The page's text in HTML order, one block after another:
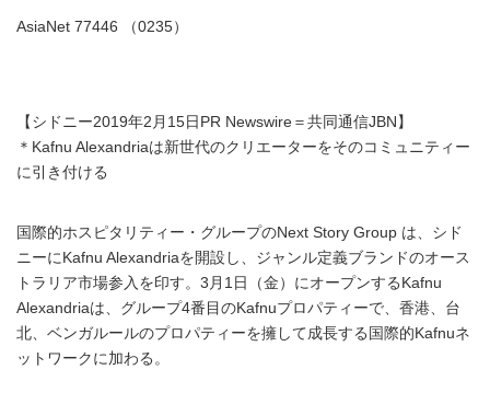
AsiaNet 77446 （0235）
【シドニー2019年2月15日PR Newswire＝共同通信JBN】
＊Kafnu Alexandriaは新世代のクリエーターをそのコミュニティー
に引き付ける
国際的ホスピタリティー・グループのNext Story Group は、シド
ニーにKafnu Alexandriaを開設し、ジャンル定義ブランドのオース
トラリア市場参入を印す。3月1日（金）にオープンするKafnu
Alexandriaは、グループ4番目のKafnuプロパティーで、香港、台
北、ベンガルールのプロパティーを擁して成長する国際的Kafnuネ
ットワークに加わる。